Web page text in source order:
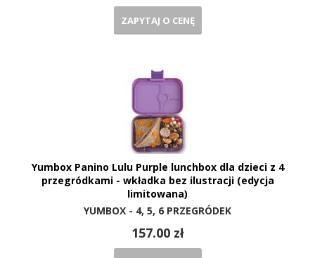
ZAPYTAJ O CENĘ
Yumbox Panino Lulu Purple lunchbox dla dzieci z 4
przegródkami - wkładka bez ilustracji (edycja
limitowana)
YUMBOX - 4, 5, 6 PRZEGRÓDEK
157.00 zł